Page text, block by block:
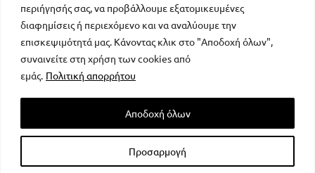
περιήγησής σας, να προβάλλουμε εξατομικευμένες
διαφημίσεις ή περιεχόμενο και να αναλύουμε την
επισκεψιμότητά μας. Κάνοντας κλικ στο "Αποδοχή όλων",
συναινείτε στη χρήση των cookies από
εμάς. Πολιτική απορρήτου
Προσαρμογή
Αποδοχή όλων
μοναδικός αριθμός Μ.Η.Τ. 232223